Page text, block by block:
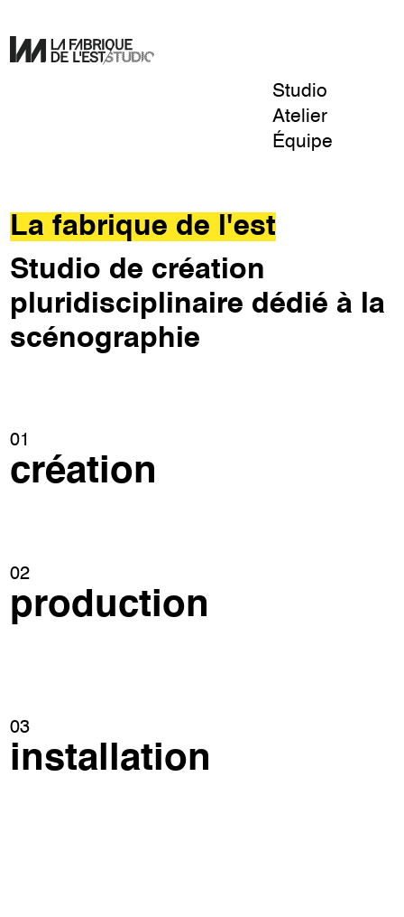
Studio
Atelier
Équipe
de
l'Est
La fabrique de l'est
Studio de création
pluridisciplinaire dédié à la
scénographie
01
création
02
production
03
installation